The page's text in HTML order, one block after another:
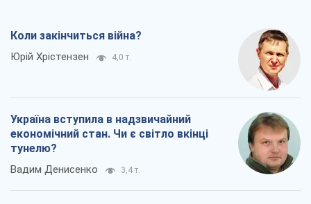
Коли закінчиться війна?
Юрій Хрістензен 4,0 т.
Україна вступила в надзвичайний
економічний стан. Чи є світло вкінці
тунелю?
Вадим Денисенко 3,4 т.